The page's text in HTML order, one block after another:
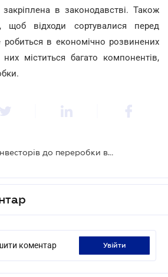
в законодавстві. Також
відходи сортувалися перед
в економічно розвинених
міститься багато компонентів,
Як підігріти інтерес інвесторів до переробки відходів?
коментар увійти